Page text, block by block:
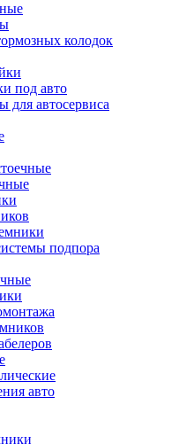
колодок
под авто
для автосервиса
подпора
авто